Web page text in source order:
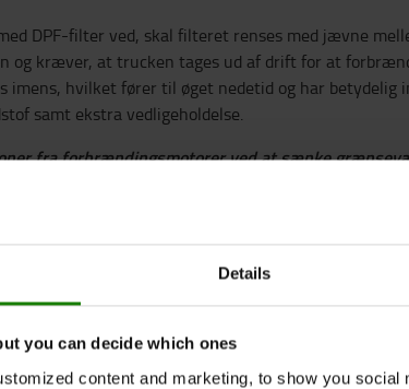
Details
you can decide which ones
content and marketing, to show you social
DPF-filter ved, skal filteret renses med jævne
og kræver, at trucken tages ud af drift for at
imens, hvilket fører til øget nedetid og har
samt ekstra vedligeholdelse.
fra forbrændingsmotorer ved at sænke
og haft så rene emissioner, at de ikke har
kørslen, så produktiviteten fortsætter på
reducere emissionen, men giver